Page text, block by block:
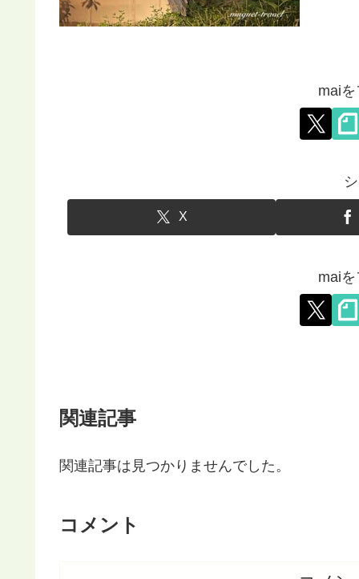
mai
X
mai
関連記事
関連記事は見つかりませんでした。
コメント